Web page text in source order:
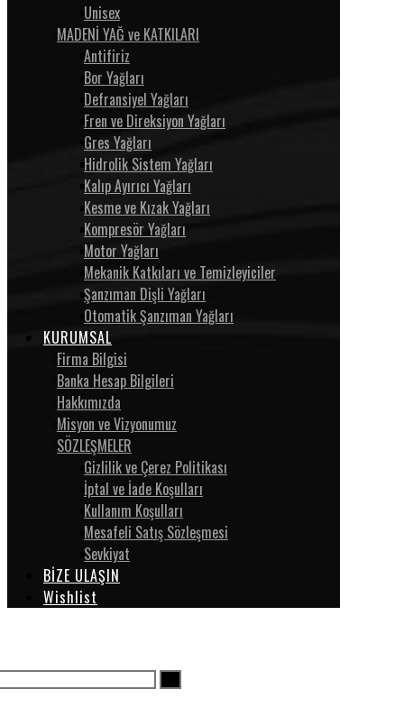
Unisex
MADENİ YAĞ ve KATKILARI
Antifiriz
Bor Yağları
Defransiyel Yağları
Fren ve Direksiyon Yağları
Gres Yağları
Hidrolik Sistem Yağları
Kalıp Ayırıcı Yağları
Kesme ve Kızak Yağları
Kompresör Yağları
Motor Yağları
Mekanik Katkıları ve Temizleyiciler
Şanzıman Dişli Yağları
Otomatik Şanzıman Yağları
KURUMSAL
Firma Bilgisi
Banka Hesap Bilgileri
Hakkımızda
Misyon ve Vizyonumuz
SÖZLEŞMELER
Gizlilik ve Çerez Politikası
İptal ve İade Koşulları
Kullanım Koşulları
Mesafeli Satış Sözleşmesi
Sevkiyat
BİZE ULAŞIN
Wishlist